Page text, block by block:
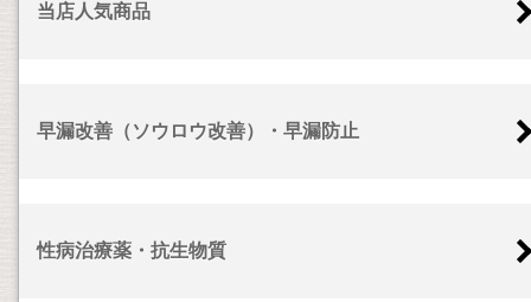
当店人気商品
早漏改善（ソウロウ改善）・早漏防止
性病治療薬・抗生物質